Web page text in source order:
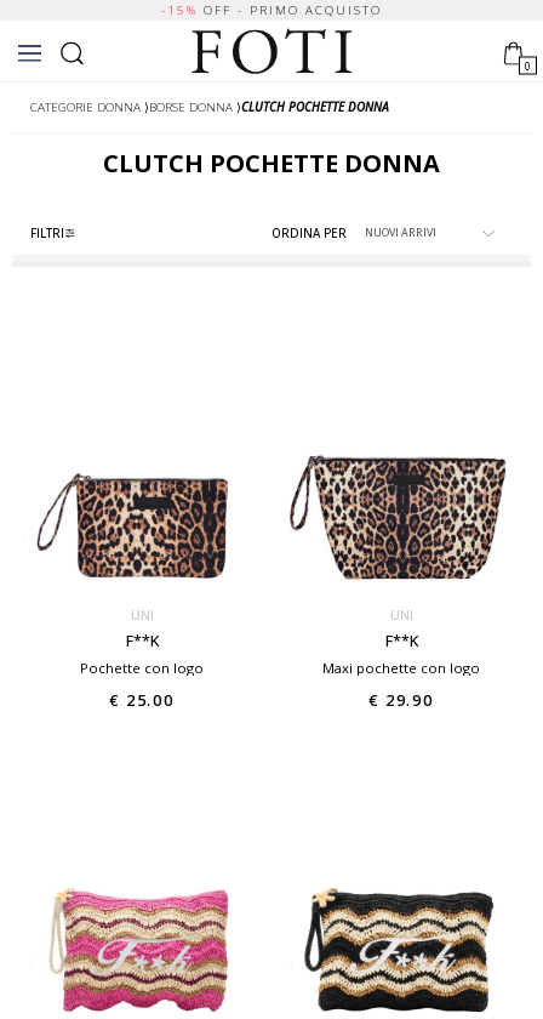
-15% OFF - PRIMO ACQUISTO
0
CATEGORIE DONNA ⟩BORSE DONNA ⟩CLUTCH POCHETTE DONNA
CLUTCH POCHETTE DONNA
FILTRI ORDINA PER
UNI
F**K
Pochette con logo
€ 25.00
UNI
F**K
Maxi pochette con logo
€ 29.90